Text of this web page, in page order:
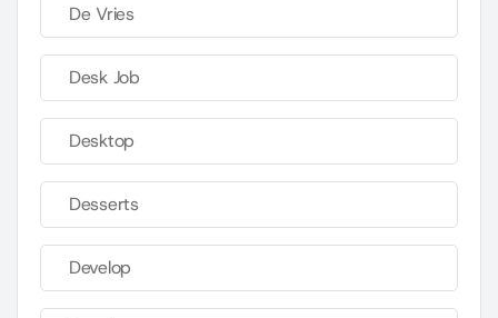
De Vries
Desk Job
Desktop
Desserts
Develop